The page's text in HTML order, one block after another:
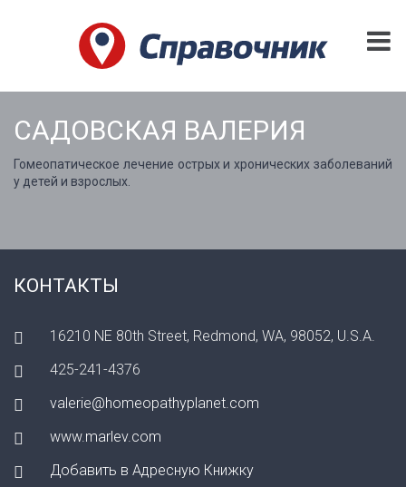
САДОВСКАЯ ВАЛЕРИЯ
Гомеопатическое лечение острых и хронических заболеваний
у детей и взрослых.
КОНТАКТЫ
16210 NE 80th Street, Redmond, WA, 98052, U.S.A.
425-241-4376
valerie@homeopathyplanet.com
www.marlev.com
Добавить в Адресную Книжку